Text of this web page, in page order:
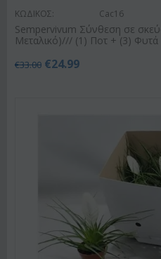
ΚΩΔΙΚΟΣ: Cac16
Sempervivum Σύνθεση σε
Μεταλικό)/// (1) Ποτ + (3) Φυτά
€33.00 €24.99